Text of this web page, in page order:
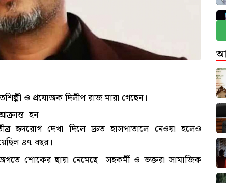
ও প্রযোজক দিলীপ রাজ মারা গেছেন।
হন
হৃদরোগ দেখা দিলে দ্রুত হাসপাতালে নেওয়া হলেও
৪৭ বছর।
শোকের ছায়া নেমেছে। সহকর্মী ও ভক্তরা সামাজিক